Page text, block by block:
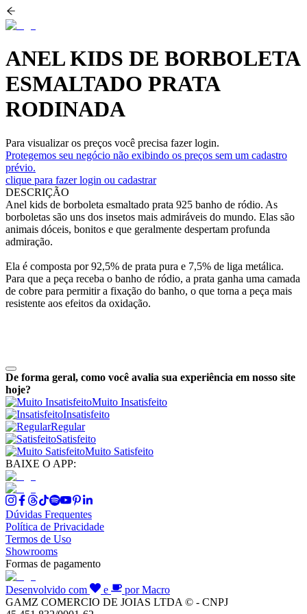
ANEL KIDS DE BORBOLETA
ESMALTADO PRATA
RODINADA
Para visualizar os preços você precisa fazer login.
Protegemos seu negócio não exibindo os preços sem um cadastro
prévio.
clique para fazer login ou cadastrar
DESCRIÇÃO
Anel kids de borboleta esmaltado prata 925 banho de ródio. As
borboletas são uns dos insetos mais admiráveis do mundo. Elas são
animais dóceis, bonitos e que geralmente despertam profunda
admiração.
Ela é composta por 92,5% de prata pura e 7,5% de liga metálica.
Para que a peça receba o banho de ródio, a prata ganha uma camada
de cobre para permitir a fixação do banho, o que torna a peça mais
resistente aos efeitos da oxidação.
De forma geral, como você avalia sua experiência em nosso site
hoje?
Muito Insatisfeito
Insatisfeito
Regular
Satisfeito
Muito Satisfeito
BAIXE O APP:
Dúvidas Frequentes
Política de Privacidade
Termos de Uso
Showrooms
Formas de pagamento
Desenvolvido com e
por Macro
GAMZ COMERCIO DE JOIAS LTDA © - CNPJ